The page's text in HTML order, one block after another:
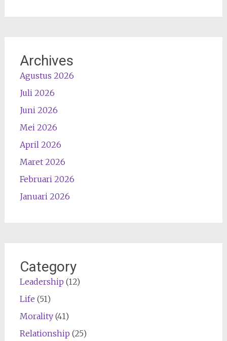
Archives
Agustus 2026
Juli 2026
Juni 2026
Mei 2026
April 2026
Maret 2026
Februari 2026
Januari 2026
Category
Leadership (12)
Life (51)
Morality(41)
Relationship (25)